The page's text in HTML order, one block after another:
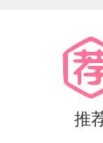
声，哭着
病态的偏
我会用尽
推